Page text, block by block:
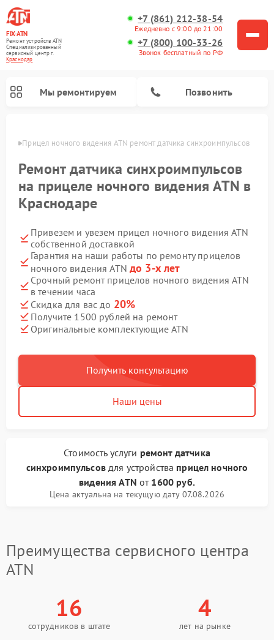
FIX-ATN
Ремонт устройств ATN
Специализированный
cервисный центр г.
Краснодар
+7 (861) 212-38-54
Ежедневно с 9:00 до 21:00
+7 (800) 100-33-26
Звонок бесплатный по РФ
Мы ремонтируем Позвонить
Прицел ночного видения ATN ремонт датчика синхроимпульсов
Ремонт датчика синхроимпульсов
на прицеле ночного видения ATN в
Краснодаре
Привезем и увезем прицел ночного видения ATN
собственной доставкой
Гарантия на наши работы по ремонту прицелов
ночного видения ATN до 3-х лет
Срочный ремонт прицелов ночного видения ATN
в течении часа
Скидка для вас до 20%
Получите 1500 рублей на ремонт
Оригинальные комплектующие ATN
Получить консультацию
Наши цены
Стоимость услуги ремонт датчика
синхроимпульсовдля устройства прицел ночного
видения ATN от 1600 руб.
Цена актуальна на текущую дату 07.08.2026
Преимущества сервисного центра
ATN
16
сотрудников в штате
4
лет на рынке